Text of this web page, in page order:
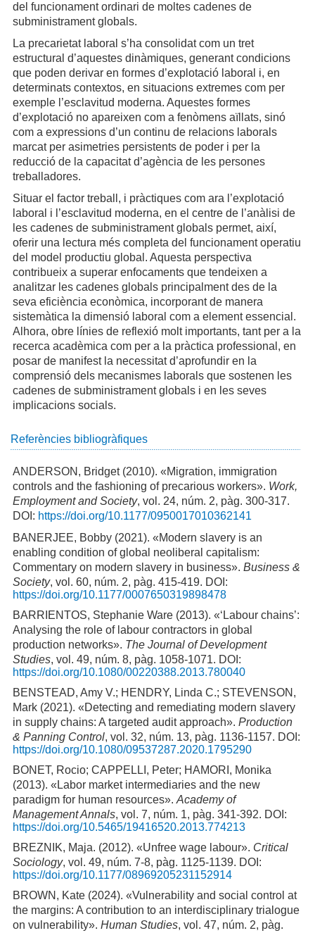
del funcionament ordinari de moltes cadenes de
subministrament globals.
La precarietat laboral s’ha consolidat com un tret
estructural d’aquestes dinàmiques, generant condicions
que poden derivar en formes d’explotació laboral i, en
determinats contextos, en situacions extremes com per
exemple l’esclavitud moderna. Aquestes formes
d’explotació no apareixen com a fenòmens aïllats, sinó
com a expressions d’un continu de relacions laborals
marcat per asimetries persistents de poder i per la
reducció de la capacitat d’agència de les persones
treballadores.
Situar el factor treball, i pràctiques com ara l’explotació
laboral i l’esclavitud moderna, en el centre de l’anàlisi de
les cadenes de subministrament globals permet, així,
oferir una lectura més completa del funcionament operatiu
del model productiu global. Aquesta perspectiva
contribueix a superar enfocaments que tendeixen a
analitzar les cadenes globals principalment des de la
seva eficiència econòmica, incorporant de manera
sistemàtica la dimensió laboral com a element essencial.
Alhora, obre línies de reflexió molt importants, tant per a la
recerca acadèmica com per a la pràctica professional, en
posar de manifest la necessitat d’aprofundir en la
comprensió dels mecanismes laborals que sostenen les
cadenes de subministrament globals i en les seves
implicacions socials.
Referències bibliogràfiques
ANDERSON, Bridget (2010). «Migration, immigration
controls and the fashioning of precarious workers». Work,
Employment and Society, vol. 24, núm. 2, pàg. 300-317.
DOI: https://doi.org/10.1177/0950017010362141
BANERJEE, Bobby (2021). «Modern slavery is an
enabling condition of global neoliberal capitalism:
Commentary on modern slavery in business». Business &
Society, vol. 60, núm. 2, pàg. 415-419. DOI:
https://doi.org/10.1177/0007650319898478
BARRIENTOS, Stephanie Ware (2013). «‘Labour chains’:
Analysing the role of labour contractors in global
production networks». The Journal of Development
Studies, vol. 49, núm. 8, pàg. 1058-1071. DOI:
https://doi.org/10.1080/00220388.2013.780040
BENSTEAD, Amy V.; HENDRY, Linda C.; STEVENSON,
Mark (2021). «Detecting and remediating modern slavery
in supply chains: A targeted audit approach». Production
& Panning Control, vol. 32, núm. 13, pàg. 1136-1157. DOI:
https://doi.org/10.1080/09537287.2020.1795290
BONET, Rocio; CAPPELLI, Peter; HAMORI, Monika
(2013). «Labor market intermediaries and the new
paradigm for human resources». Academy of
Management Annals, vol. 7, núm. 1, pàg. 341-392. DOI:
https://doi.org/10.5465/19416520.2013.774213
BREZNIK, Maja. (2012). «Unfree wage labour». Critical
Sociology, vol. 49, núm. 7-8, pàg. 1125-1139. DOI:
https://doi.org/10.1177/08969205231152914
BROWN, Kate (2024). «Vulnerability and social control at
the margins: A contribution to an interdisciplinary trialogue
on vulnerability». Human Studies, vol. 47, núm. 2, pàg.